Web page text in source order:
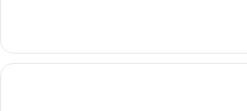
le
type
de